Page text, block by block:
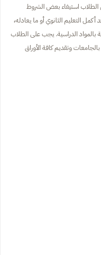
الطلاب استيفاء بعض الشروط
أكمل التعليم الثانوي أو ما يعادله،
بالمواد الدراسية. يجب على الطلاب
وتقديم كافة الأوراق